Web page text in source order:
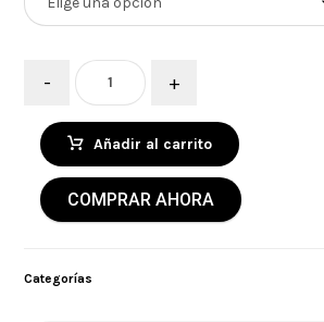
- +
Añadir al carrito
COMPRAR AHORA
Categorías